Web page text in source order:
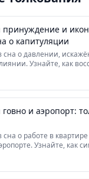
принуждение и
о капитуляции
сна о давлении,
Узнайте, как
и аэропорт:
сна о работе в
Узнайте, как